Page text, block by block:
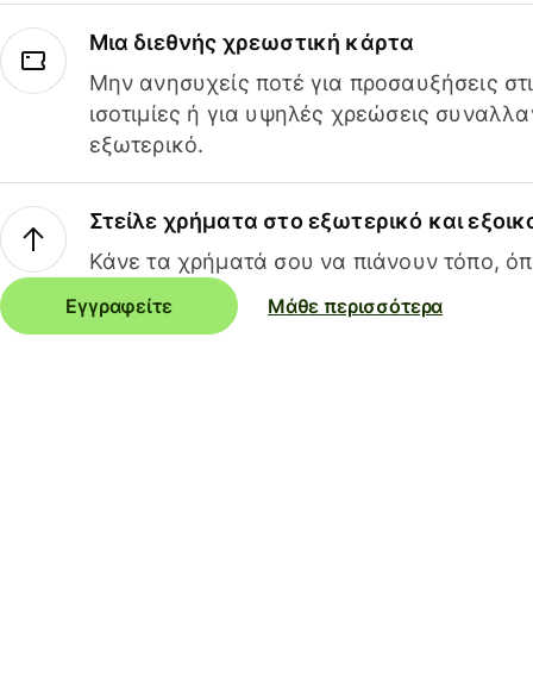
Μια διεθνής χρεωστική κάρτα
Μην ανησυχείς ποτέ για προσαυξήσεις
ισοτιμίες ή για υψηλές χρεώσεις
εξωτερικό.
Στείλε χρήματα στο εξωτερικό και
Κάνε τα χρήματά σου να πιάνουν τόπο,
Εγγραφείτε Μάθε περισσότερα